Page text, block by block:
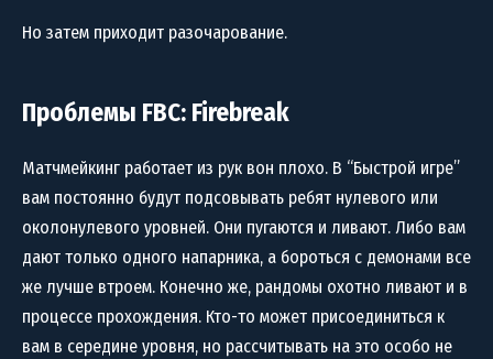
Но затем приходит разочарование.
Проблемы FBC: Firebreak
Матчмейкинг работает из рук вон плохо. В “Быстрой игре”
вам постоянно будут подсовывать ребят нулевого или
околонулевого уровней. Они пугаются и ливают. Либо вам
дают только одного напарника, а бороться с демонами все
же лучше втроем. Конечно же, рандомы охотно ливают и в
процессе прохождения. Кто-то может присоединиться к
вам в середине уровня, но рассчитывать на это особо не